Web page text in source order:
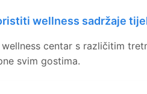
wellness sadržaje
centar s različitim
svim gostima.